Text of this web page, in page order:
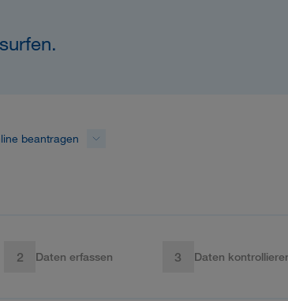
beantragen
2 Daten erfassen 3 Daten